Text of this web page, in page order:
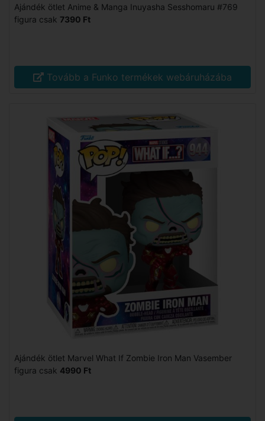
Ajándék ötlet Anime & Manga Inuyasha Sesshomaru #769
figura csak 7390 Ft
Tovább a Funko termékek webáruházába
Ajándék ötlet Marvel What If Zombie Iron Man Vasember
figura csak 4990 Ft